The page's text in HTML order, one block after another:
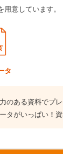
用意しています。
タ
のある資料でプ
タがいっぱい！